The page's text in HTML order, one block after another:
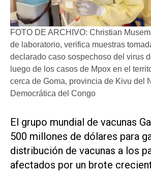
FOTO DE ARCHIVO: Christian
de laboratorio, verifica muestras
declarado caso sospechoso del virus
luego de los casos de Mpox en el
cerca de Goma, provincia de Kivu del
Democrática del Congo
El grupo mundial de vacunas
500 millones de dólares para
distribución de vacunas a los
afectados por un brote